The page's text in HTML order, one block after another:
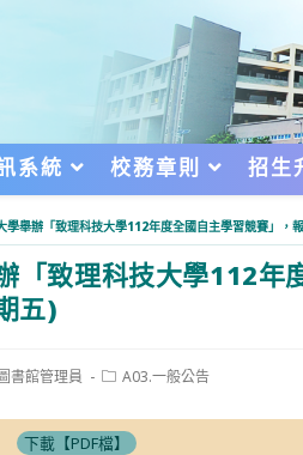
系統 校務章則 招生
學舉辦「致理科技大學112年度全國自主學習競賽」，
「致理科技大學112年
五)
圖書館管理員
PostA03.一般公告
下載【PDF檔】